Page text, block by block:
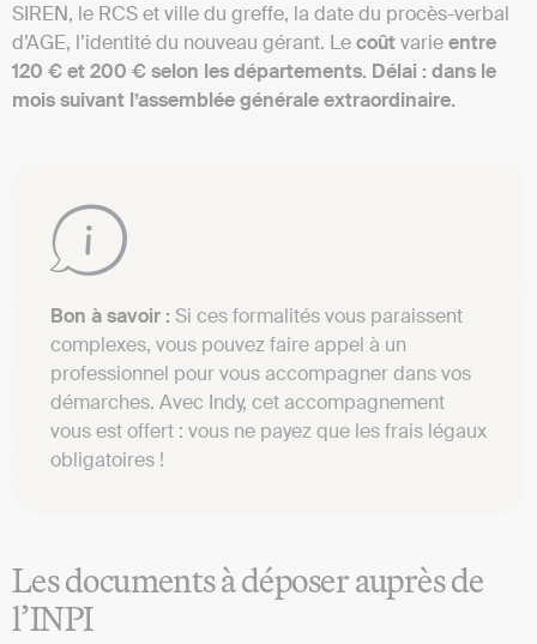
SIREN, le RCS et ville du greffe, la date du procès-verbal
d’AGE, l’identité du nouveau gérant. Lecoûtvarieentre
120 € et 200 € selon les départements. Délai : dans le
mois suivant l’assemblée générale extraordinaire.
Bon à savoir : Si ces formalités vous paraissent
complexes, vous pouvez faire appel à un
professionnel pour vous accompagner dans vos
démarches. Avec Indy, cet accompagnement
vous est offert : vous ne payez que les frais légaux
obligatoires !
Les documents à déposer auprès de
l’INPI